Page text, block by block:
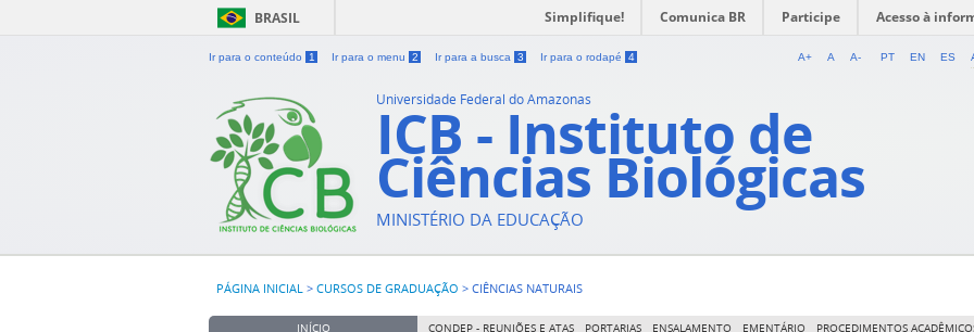
BRASIL Simplifique! Comunica BR Participe Acesso à
Ir para o conteúdo 1 Ir para o menu 2 Ir para a busca 3 Ir para o rodapé 4 A+ A A- PT EN ES
Universidade Federal do Amazonas
ICB - Instituto de
Ciências Biológicas
MINISTÉRIO DA EDUCAÇÃO
PÁGINA INICIAL > CURSOS DE GRADUAÇÃO > CIÊNCIAS NATURAIS
INÍCIO CONDEP - REUNIÕES E ATAS PORTARIAS ENSALAMENTO EMENTÁRIO PROCEDIMENTOS